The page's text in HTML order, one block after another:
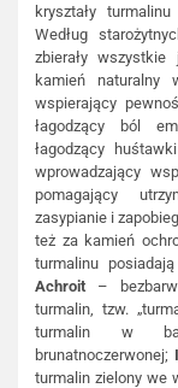
kryształy
Według
zbierały
kamień naturalny
wspierający
łagodzący ból
łagodzący
wprowadzający
pomagający
zasypianie i
też za kamień
turmalinu
Achroit –
turmalin, tzw.
turmalin w
brunatnoczerwonej;
turmalin zielony we